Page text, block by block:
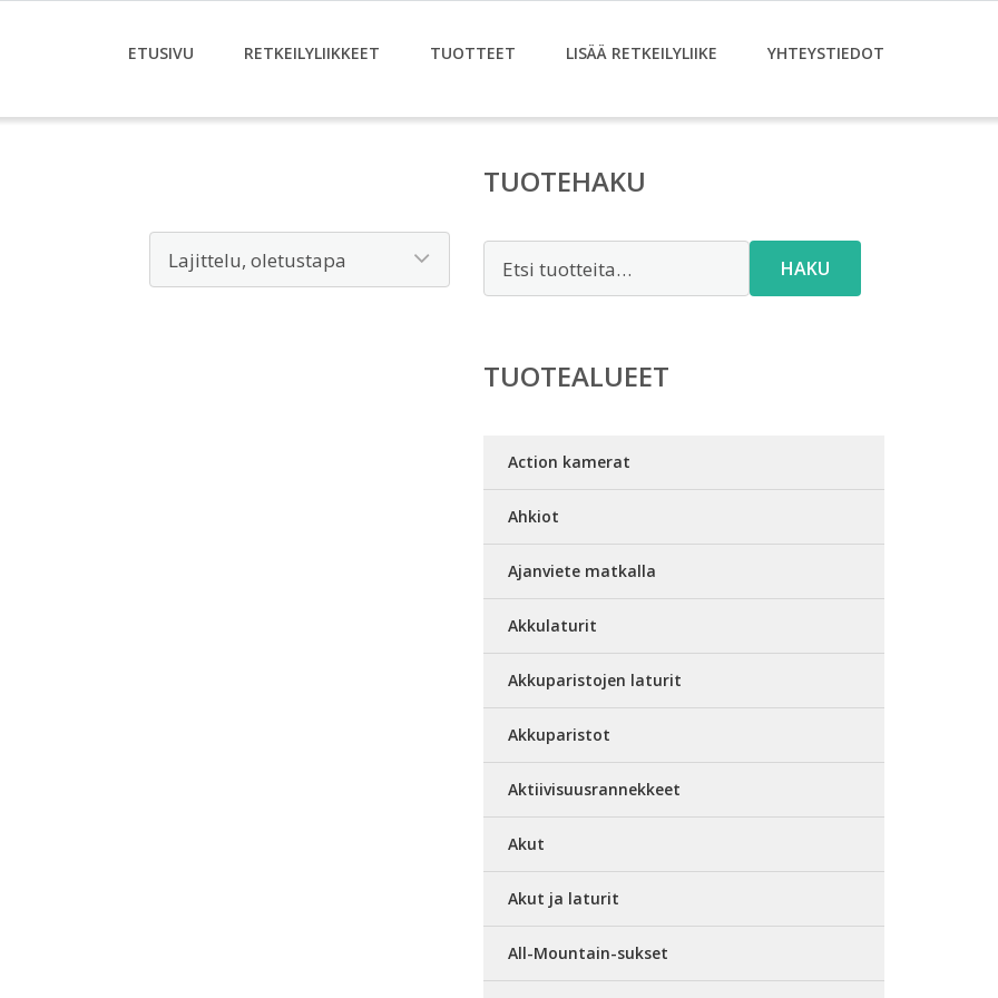
ETUSIVU RETKEILYLIIKKEET TUOTTEET LISÄÄ RETKEILYLIIKE YHTEYSTIEDOT
TUOTEHAKU
HAKU
TUOTEALUEET
Action kamerat
Ahkiot
Ajanviete matkalla
Akkulaturit
Akkuparistojen laturit
Akkuparistot
Aktiivisuusrannekkeet
Akut
Akut ja laturit
All-Mountain-sukset